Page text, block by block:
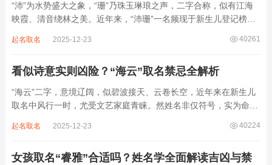
“沛”为水势盛大之象，“珊”乃珠玉琳琅之声，二字合称，似有江海
映霞、清音绕林之美。近年来，“沛珊”一名频现于新生儿登记榜
雅符号，实为命理五行流转之枢纽。一字之选，关乎气场平衡。沛
40261
起名取名 2025-12-23
看似诗意实则凶险？“海云”取名禁忌全解析
“海云”二字，意境辽阔，似碧波接天、云卷长空，近年来在新生儿
取名中风行一时，尤受文艺家庭青睐。然姓名非仅符号，实为命局
滔天，木浮无根，阴气过重，易致意志不坚、事业漂泊、健康受
40224
起名取名 2025-12-23
女孩取名“睿雅”合适吗？姓名学全面解读吉凶与禁